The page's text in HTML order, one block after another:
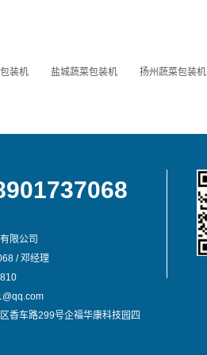
装机 盐城蔬菜包装机 扬州蔬菜包装机
限公司
/ 邓经理
香车路299号企福华康科技园四